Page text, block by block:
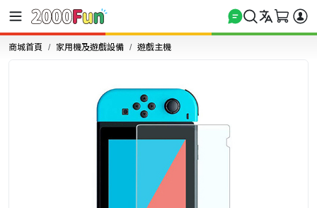
商城首頁 家用機及遊戲設備 遊戲主機